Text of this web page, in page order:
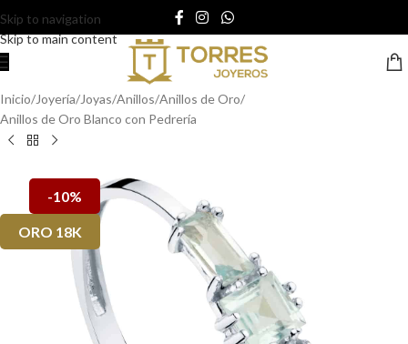
Skip to navigation
Skip to main content
Inicio/Joyería/Joyas/Anillos/Anillos de Oro/
Anillos de Oro Blanco con Pedrería
-10%
ORO 18K